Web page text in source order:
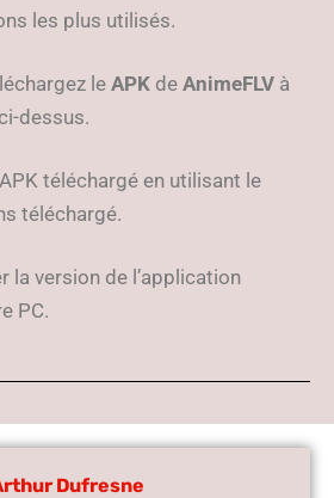
les plus utilisés.
le APK de AnimeFLV à
dessus.
téléchargé en utilisant le
téléchargé.
la version de l’application
PC.
Dufresne